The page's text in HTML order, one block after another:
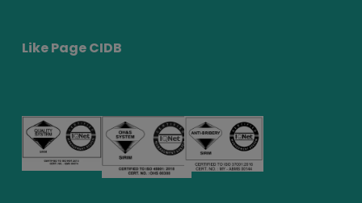
Like Page CIDB